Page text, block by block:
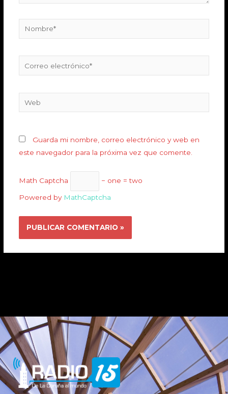
Guarda mi nombre, correo electrónico y web en
este navegador para la próxima vez que comente.
Math Captcha − one = two
Powered by MathCaptcha